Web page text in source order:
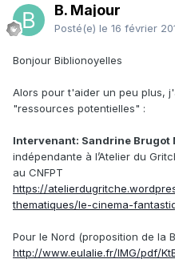
B. Majour
Posté(e) le 16 février
Bonjour Biblionoyelles
Alors pour t'aider un peu plus,
"ressources potentielles" :
Intervenant: Sandrine Brugot
indépendante à l’Atelier du
au CNFPT
https://
thematiques/le-cinema-
Pour le Nord (proposition de la
http://www.eulalie.fr/IMG/pdf/